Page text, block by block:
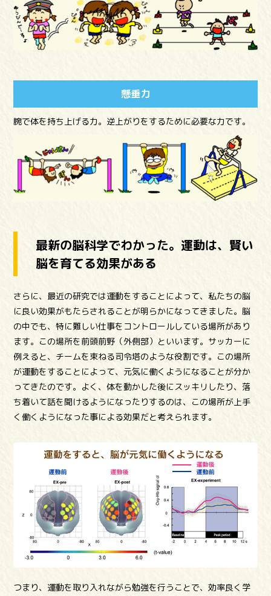
懸垂力
腕で体を持ち上げる力。逆上がりをするために必要な力です。
最新の脳科学でわかった。運動は、賢い
脳を育てる効果がある
さらに、最近の研究では運動をすることによって、私たちの脳
に良い効果がもたらされることが明らかになってきました。脳
の中でも、特に難しい仕事をコントロールしている場所があり
ます。この場所を前頭前野（外側部）といいます。サッカーに
例えると、チームを束ねる司令塔のような役割です。この場所
が運動をすることによって、元気に働くようになることが分か
ってきたのです。よく、体を動かした後にスッキリしたり、落
ち着いて話を聞けるようになったりするのは、この場所が上手
く働くようになった事による効果だと考えられます。
つまり、運動を取り入れながら勉強を行うことで、効率良く学